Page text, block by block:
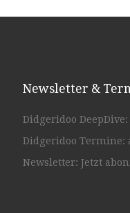
Newsletter &
Didgeridoo
Didgeridoo Termine:
Newsletter: Jetzt